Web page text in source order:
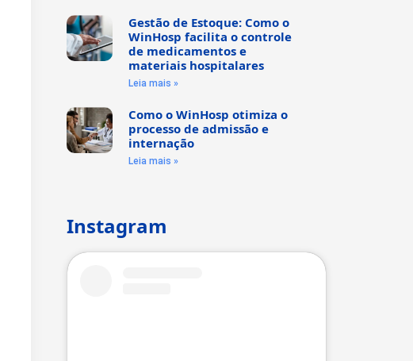
Gestão de Estoque: Como o
WinHosp facilita o controle
de medicamentos e
materiais hospitalares
Leia mais »
Como o WinHosp otimiza o
processo de admissão e
internação
Leia mais »
Instagram